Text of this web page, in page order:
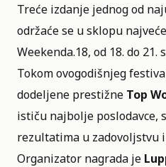
Treće izdanje jednog od
održaće se u sklopu
Weekenda.18, od 18. do
Tokom ovogodišnjeg
dodeljene prestižne Top
ističu najbolje poslodavce,
rezultatima u zadovoljstvu
Organizator nagrada je